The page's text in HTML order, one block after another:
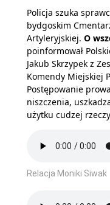
Policja szuka
bydgoskim
Artyleryjskiej. O
poinformował
Jakub Skrzypek z
Komendy Miejskiej
Postępowanie
niszczenia,
użytku cudzej
Relacja Moniki Siwak